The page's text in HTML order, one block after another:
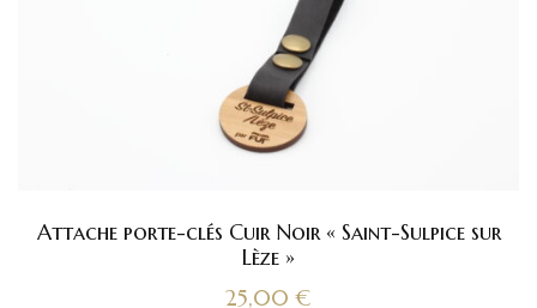
Attache porte-clés Cuir Noir « Saint-Sulpice sur
Lèze »
25,00 €